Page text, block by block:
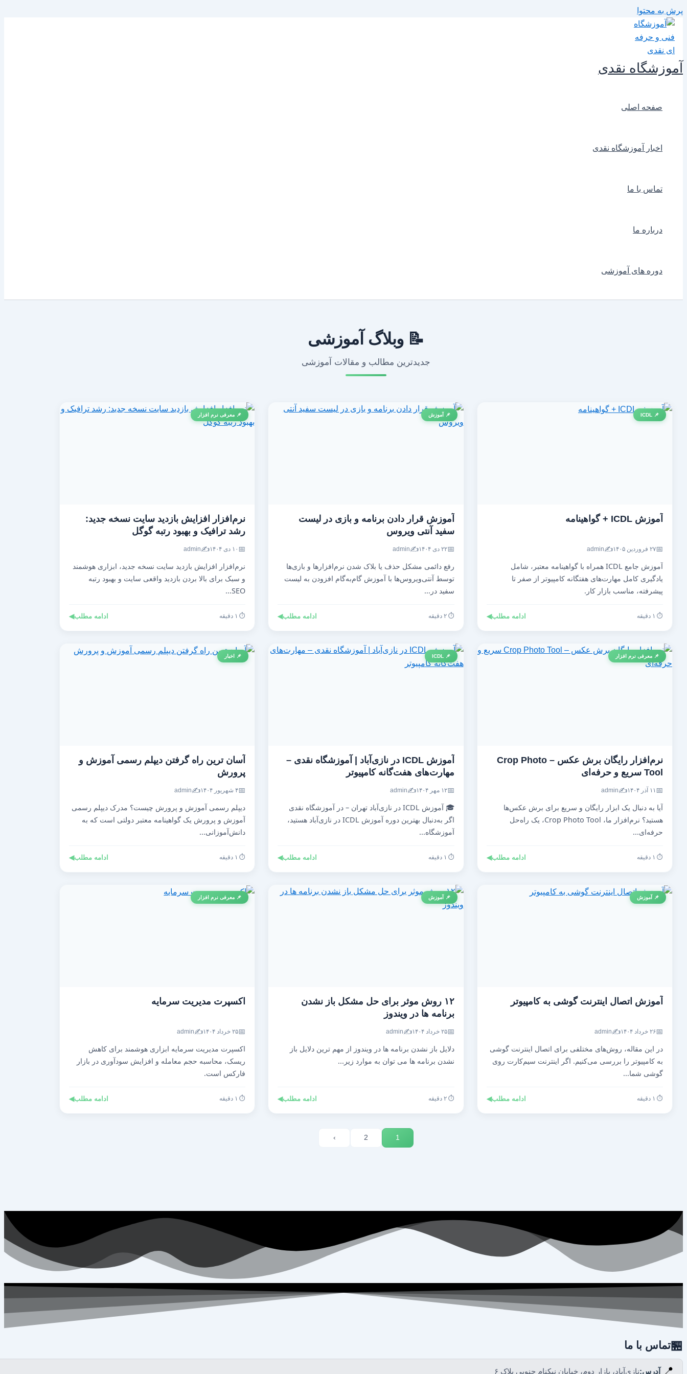
پرش به محتوا
آموزشگاه نقدی
صفحه اصلی
اخبار آموزشگاه نقدی
تماس با ما
درباره ما
دوره های آموزشی
📝 وبلاگ آموزشی
جدیدترین مطالب و مقالات آموزشی
📌 ICDL
آموزش ICDL + گواهینامه
📅۲۷ فروردین ۱۴۰۵ ✍️
admin
آموزش جامع ICDL همراه با گواهینامه معتبر، شامل
یادگیری کامل مهارت‌های هفتگانه کامپیوتر از صفر تا
پیشرفته، مناسب بازار کار.
⏱️ ۱ دقیقه ادامه مطلب◀
📌 آموزش
آموزش قرار دادن برنامه و بازی در لیست
سفید آنتی‌ ویروس
📅۲۲ دی ۱۴۰۴ ✍️
admin
رفع دائمی مشکل حذف یا بلاک شدن نرم‌افزارها و بازی‌ها
توسط آنتی‌ویروس‌ها با آموزش گام‌به‌گام افزودن به لیست
سفید در...
⏱️ ۲ دقیقه ادامه مطلب◀
📌 معرفی نرم افزار
نرم‌افزار افزایش بازدید سایت نسخه جدید:
رشد ترافیک و بهبود رتبه گوگل
📅 ۱۰ دی ۱۴۰۴ ✍️
admin
نرم‌افزار افزایش بازدید سایت نسخه جدید، ابزاری هوشمند
و سبک برای بالا بردن بازدید واقعی سایت و بهبود رتبه
SEO...
⏱️ ۱ دقیقه ادامه مطلب◀
📌 معرفی نرم افزار
نرم‌افزار رایگان برش عکس – Crop Photo
Tool سریع و حرفه‌ای
📅 ۱۱ آذر ۱۴۰۴ ✍️
admin
آیا به دنبال یک ابزار رایگان و سریع برای برش عکس‌ها
هستید؟ نرم‌افزار ما، Crop Photo Tool، یک راه‌حل
حرفه‌ای...
⏱️ ۱ دقیقه ادامه مطلب◀
📌 ICDL
آموزش ICDL در نازی‌آباد | آموزشگاه نقدی –
مهارت‌های هفت‌گانه کامپیوتر
📅۱۲ مهر ۱۴۰۴ ✍️
admin
🎓 آموزش ICDL در نازی‌آباد تهران – در آموزشگاه نقدی
اگر به‌دنبال بهترین دوره آموزش ICDL در نازی‌آباد هستید،
آموزشگاه...
⏱️ ۱ دقیقه ادامه مطلب◀
📌 اخبار
آسان ترین راه گرفتن دیپلم رسمی آموزش و
پرورش
📅۴ شهریور ۱۴۰۴ ✍️
admin
دیپلم رسمی آموزش و پرورش چیست؟ مدرک دیپلم رسمی
آموزش و پرورش یک گواهینامه معتبر دولتی است که به
دانش‌آموزانی...
⏱️ ۱ دقیقه ادامه مطلب◀
📌 آموزش
آموزش اتصال اینترنت گوشی به کامپیوتر
📅۲۶ خرداد ۱۴۰۴ ✍️
admin
در این مقاله، روش‌های مختلفی برای اتصال اینترنت گوشی
به کامپیوتر را بررسی می‌کنیم. اگر اینترنت سیم‌کارت روی
گوشی شما...
⏱️ ۱ دقیقه ادامه مطلب◀
📌 آموزش
۱۲ روش موثر برای حل مشکل باز نشدن
برنامه ها در ویندوز
📅۲۵ خرداد ۱۴۰۴ ✍️
admin
دلایل باز نشدن برنامه ها در ویندوز از مهم ترین دلایل باز
نشدن برنامه ها می توان به موارد زیر...
⏱️ ۲ دقیقه ادامه مطلب◀
📌 معرفی نرم افزار
اکسپرت مدیریت سرمایه
📅۲۵ خرداد ۱۴۰۴ ✍️
admin
اکسپرت مدیریت سرمایه ابزاری هوشمند برای کاهش
ریسک، محاسبه حجم معامله و افزایش سودآوری در بازار
فارکس است.
⏱️ ۱ دقیقه ادامه مطلب◀
1
2
›
🏪تماس با ما
📍 آدرس:نازی‌آباد، بازار دوم، خیابان نیکنام جنوبی پلاک ۶